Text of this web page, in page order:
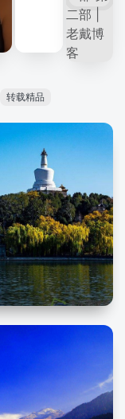
转载精品